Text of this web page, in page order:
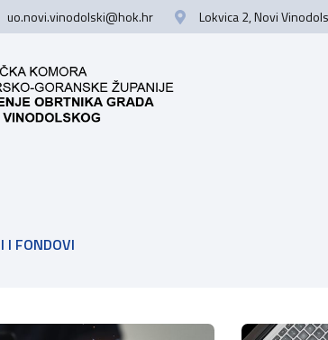
uo.novi.vinodolski@hok.hr Lokvica 2, Novi
I FONDOVI